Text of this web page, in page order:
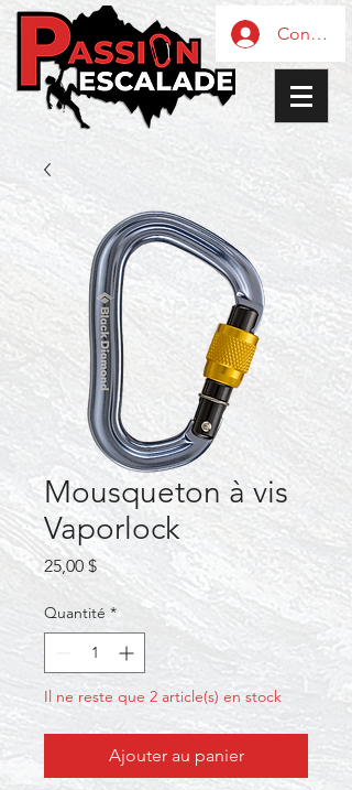
Mousqueton à vis
Vaporlock
25,00 $Prix
Quantité *
Il ne reste que 2 article(s) en stock
Ajouter au panier